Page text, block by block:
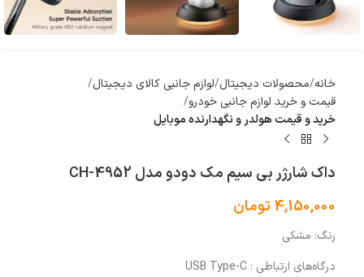
خانه محصولات دیجیتال لوازم جانبی کالای دیجیتال
قیمت و خرید لوازم جانبی خودرو
خرید و قیمت هولدر و نگهدارنده موبایل
داک شارژر بی سیم مک دودو مدل CH-4952
4,150,000 تومان
رنگ: مشکی
درگاه‌های ارتباطی : USB Type-C